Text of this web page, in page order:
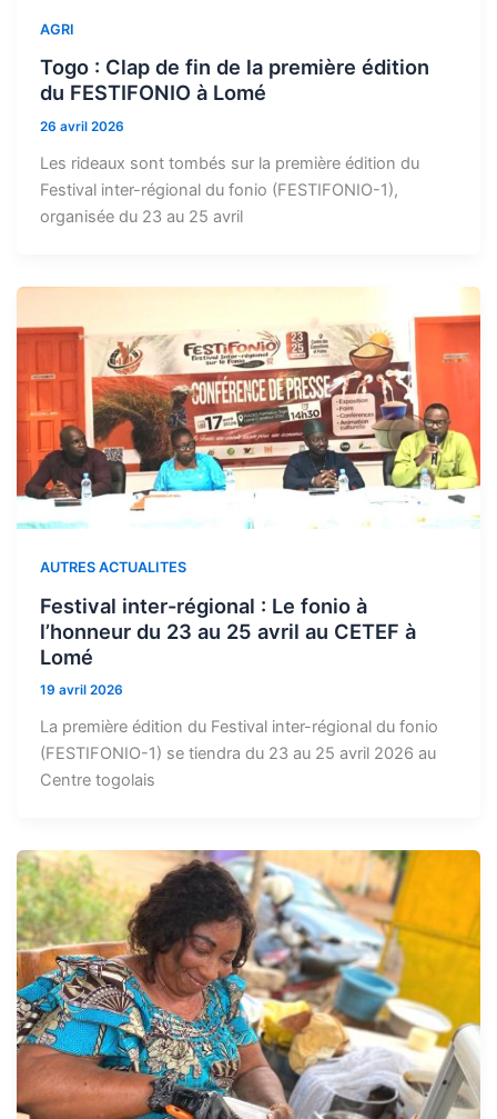
AGRI
Togo : Clap de fin de la première édition
du FESTIFONIO à Lomé
26 avril 2026
Les rideaux sont tombés sur la première édition du
Festival inter-régional du fonio (FESTIFONIO-1),
organisée du 23 au 25 avril
AUTRES ACTUALITES
Festival inter-régional : Le fonio à
l’honneur du 23 au 25 avril au CETEF à
Lomé
19 avril 2026
La première édition du Festival inter-régional du fonio
(FESTIFONIO-1) se tiendra du 23 au 25 avril 2026 au
Centre togolais